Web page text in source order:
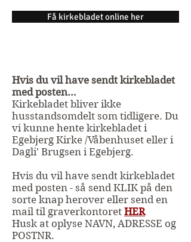
Få kirkebladet online her
Hvis du vil have sendt kirkebladet
med posten…
Kirkebladet bliver ikke
husstandsomdelt som tidligere. Du
vi kunne hente kirkebladet i
Egebjerg Kirke /Våbenhuset eller i
Dagli' Brugsen i Egebjerg.
Hvis du vil have sendt kirkebladet
med posten - så send KLIK på den
sorte knap herover eller send en
mail til graverkontoret HER
Husk at oplyse NAVN, ADRESSE og
POSTNR.